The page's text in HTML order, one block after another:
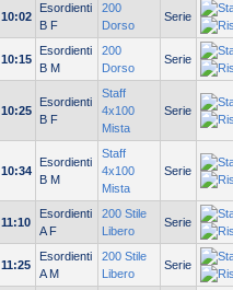
10:02
Esordienti
B F
200
Dorso
Serie
10:15
Esordienti
B M
200
Dorso
Serie
10:25
Esordienti
B F
Staff
4x100
Mista
Serie
10:34
Esordienti
B M
Staff
4x100
Mista
Serie
11:10
Esordienti
A F
200 Stile
Libero
Serie
11:25
Esordienti
A M
200 Stile
Libero
Serie